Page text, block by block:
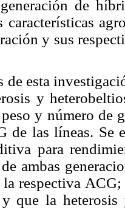
de
características
y sus
esta
y
y número de
de las líneas. Se
para
ambas
respectiva
que la heterosis